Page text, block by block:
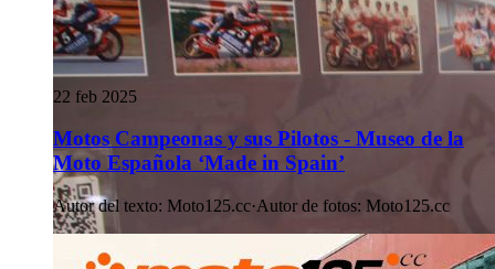
22 feb 2025
Motos Campeonas y sus Pilotos - Museo de la
Moto Española ‘Made in Spain’
Autor del texto: Moto125.cc·Autor de fotos: Moto125.cc